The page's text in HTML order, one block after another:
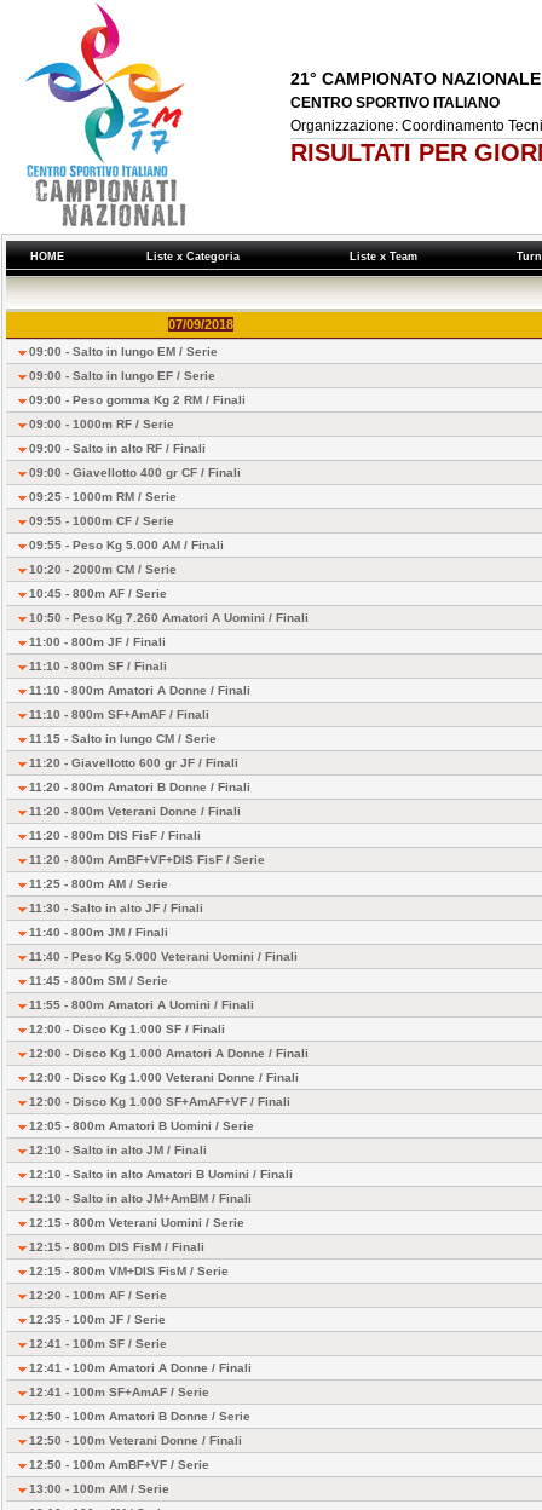
21° CAMPIONATO
CENTRO SPORTIVO ITALIANO
Organizzazione: Coordinamento
RISULTATI PER
HOME Liste x Categoria Liste x Team
07/09/2018
09:00 - Salto in lungo EM / Serie
09:00 - Salto in lungo EF / Serie
09:00 - Peso gomma Kg 2 RM / Finali
09:00 - 1000m RF / Serie
09:00 - Salto in alto RF / Finali
09:00 - Giavellotto 400 gr CF / Finali
09:25 - 1000m RM / Serie
09:55 - 1000m CF / Serie
09:55 - Peso Kg 5.000 AM / Finali
10:20 - 2000m CM / Serie
10:45 - 800m AF / Serie
10:50 - Peso Kg 7.260 Amatori A Uomini / Finali
11:00 - 800m JF / Finali
11:10 - 800m SF / Finali
11:10 - 800m Amatori A Donne / Finali
11:10 - 800m SF+AmAF / Finali
11:15 - Salto in lungo CM / Serie
11:20 - Giavellotto 600 gr JF / Finali
11:20 - 800m Amatori B Donne / Finali
11:20 - 800m Veterani Donne / Finali
11:20 - 800m DIS FisF / Finali
11:20 - 800m AmBF+VF+DIS FisF / Serie
11:25 - 800m AM / Serie
11:30 - Salto in alto JF / Finali
11:40 - 800m JM / Finali
11:40 - Peso Kg 5.000 Veterani Uomini / Finali
11:45 - 800m SM / Serie
11:55 - 800m Amatori A Uomini / Finali
12:00 - Disco Kg 1.000 SF / Finali
12:00 - Disco Kg 1.000 Amatori A Donne / Finali
12:00 - Disco Kg 1.000 Veterani Donne / Finali
12:00 - Disco Kg 1.000 SF+AmAF+VF / Finali
12:05 - 800m Amatori B Uomini / Serie
12:10 - Salto in alto JM / Finali
12:10 - Salto in alto Amatori B Uomini / Finali
12:10 - Salto in alto JM+AmBM / Finali
12:15 - 800m Veterani Uomini / Serie
12:15 - 800m DIS FisM / Finali
12:15 - 800m VM+DIS FisM / Serie
12:20 - 100m AF / Serie
12:35 - 100m JF / Serie
12:41 - 100m SF / Serie
12:41 - 100m Amatori A Donne / Finali
12:41 - 100m SF+AmAF / Serie
12:50 - 100m Amatori B Donne / Serie
12:50 - 100m Veterani Donne / Finali
12:50 - 100m AmBF+VF / Serie
13:00 - 100m AM / Serie